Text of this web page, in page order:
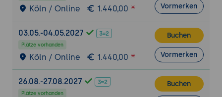
OAuth und Sicherheitsmanagement:
Implementierung von OAuth zur sicheren
Authentifizierung und Autorisierung.
Datenintegration und Transformationslogik
Einführung in DataWeave zur
Datenintegration und -transformation
innerhalb von Anypoint Studio.
Köln / Online 1.440,00 Vormerken
03.05.-04.05.2027
Plätze vorhanden
Köln / Online 1.440,00
Buchen
Vormerken
26.08.-27.08.2027
Plätze vorhanden
Buchen